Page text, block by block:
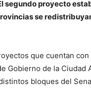
segundo proyecto
se
que cuentan
Gobierno de la
bloques del